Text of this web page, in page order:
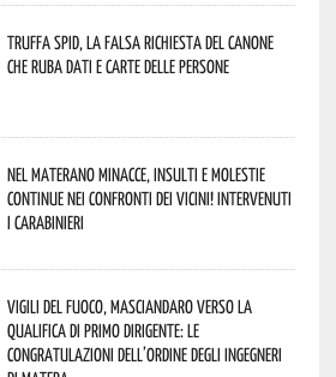
Truffa Spid, la falsa richiesta del canone
che ruba dati e carte delle persone
Nel materano minacce, insulti e molestie
continue nei confronti dei vicini! Intervenuti
i Carabinieri
Vigili del Fuoco, Masciandaro verso la
qualifica di Primo Dirigente: le
congratulazioni dell’Ordine degli Ingegneri